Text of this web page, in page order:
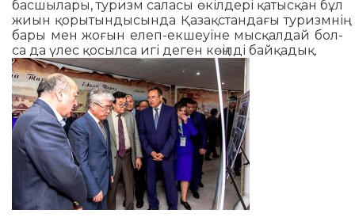
басшылары, ту­ризм саласы өкілдері қатысқан бұл
жиын қорытындысында Қа­зақ­стандағы туризмнің
бары мен жо­ғын елеп-екшеуіне мысқалдай бол­
са да үлес қосылса игі деген көңіл­ді байқадық.